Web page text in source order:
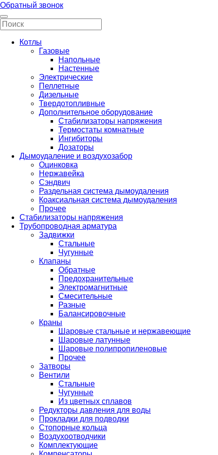
Обратный звонок
Котлы
Газовые
Напольные
Настенные
Электрические
Пеллетные
Дизельные
Твердотопливные
Дополнительное оборудование
Стабилизаторы напряжения
Термостаты комнатные
Ингибиторы
Дозаторы
Дымоудаление и воздухозабор
Оцинковка
Нержавейка
Сэндвич
Раздельная система дымоудаления
Коаксиальная система дымоудаления
Прочее
Стабилизаторы напряжения
Трубопроводная арматура
Задвижки
Стальные
Чугунные
Клапаны
Обратные
Предохранительные
Электромагнитные
Смесительные
Разные
Балансировочные
Краны
Шаровые стальные и нержавеющие
Шаровые латунные
Шаровые полипропиленовые
Прочее
Затворы
Вентили
Стальные
Чугунные
Из цветных сплавов
Редукторы давления для воды
Прокладки для подводки
Стопорные кольца
Воздухоотводчики
Комплектующие